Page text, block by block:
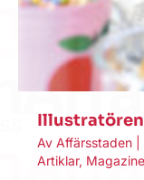
Av Affärsstaden
Artiklar, Magazine